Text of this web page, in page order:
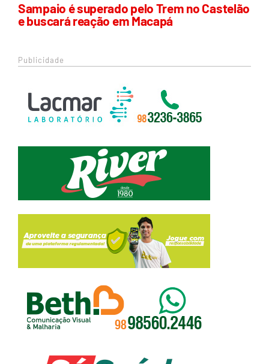
Sampaio é superado pelo Trem no Castelão
e buscará reação em Macapá
Publicidade